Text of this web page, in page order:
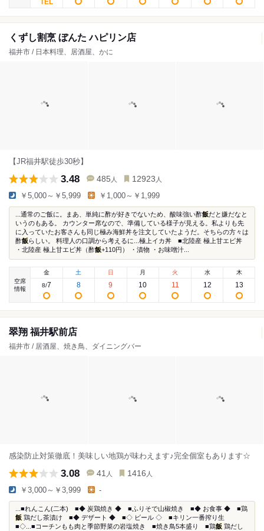
くずし割烹 ぼんた ハピリン店
福井市 / 日本料理、居酒屋、かに
【JR福井駅徒歩30秒】
3.48 485 人 12923 人
￥5,000～￥5,999 ￥1,000～￥1,999
...通常のご飯に。まあ、単純に酢が好きでないため、酸味強い酢飯だと嫌だなと
いうのもある。 カウンター席なので、準備している様子が見える。私よりも先
に入っていたお客さんも同じ極み海鮮丼を注文していたようだ。そちらの方々は
酢飯 らしい。 料理人の口調から考えるに...極上イカ丼 ■北陸産 極上甘エビ丼
・北陸産 極上甘エビ丼（酢飯+110円） ・漬物 ・お味噌汁...
空席
情報
金
8/7
土
8
日
9
月
10
火
11
水
12
木
13
翠翔 福井駅前店
福井市 / 居酒屋、焼き鳥、ダイニングバー
感染防止対策徹底！美味しい地鶏が味わえます♪完全個室もあります☆
3.08 41 人 1416 人
￥3,000～￥3,999 -
...■れんこん(二本) ■◆ 炭鶏焼き ◆ ■ふりそで山椒焼き ■◆ お食事 ◆ ■鶏
飯 鶏だし茶漬け ■◆ デザート ◆ ■◇ ビール ◇ ■キリン一番搾り生
■◇...■コーチンもも肉と季節野菜の岩塩焼き ■焼き鳥5本盛り ■鶏飯 鶏だし